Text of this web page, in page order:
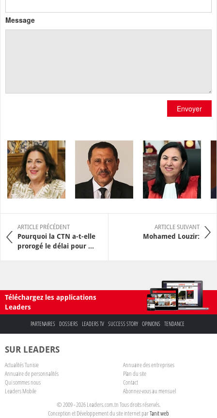
Message
Envoyer
ARTICLE PRÉCÉDENT
Pourquoi la CTN a-t-elle
prorogé le délai pour ...
ARTICLE SUIVANT
Mohamed Louzir:
Téléchargez les applications
Leaders
PARTENAIRES DOSSIERS LEADERS TV SUCCESS STORY OPINIONS TENDANCE
SUR LEADERS
Actualités Tunisie
Annuaire des entreprises
Annuaire de personnalités
Plan du site
Qui sommes nous
Contact
Leaders Mobile
Abonnez-vous au mensuel
© 2009 - 2026 Leaders.com.tn Tous droits réservés.
Conception et Développement du site internet parTanit web